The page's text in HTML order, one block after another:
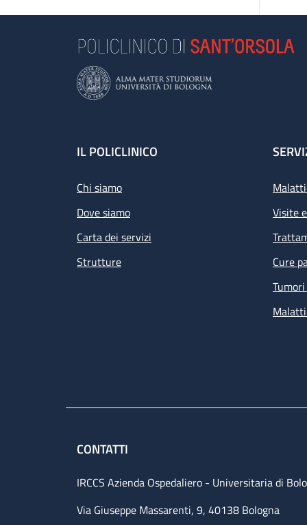
Footer
IL POLICLINICO
Chi siamo
Dove siamo
Carta dei servizi
Strutture
Visite
Cure
CONTATTI
IRCCS Azienda Ospedaliero - Universitaria di
Via Giuseppe Massarenti, 9, 40138 Bologna